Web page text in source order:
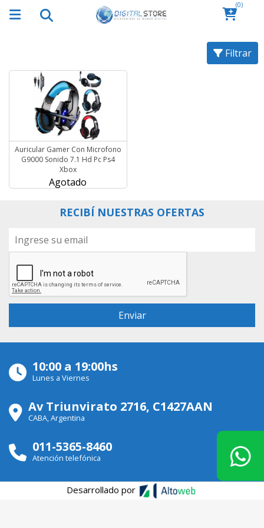
(0)
Filtrar
Auricular Gamer Con Microfono
G9000 Sonido 7.1 Hd Pc Ps4
Xbox
Agotado
RECIBÍ NUESTRAS OFERTAS
10:00 a 19:00hs
Lunes a Viernes
Av Triunvirato 2716, C1427AAN
CABA, Argentina
011-5365-8460
Atención telefónica
Desarrollado por